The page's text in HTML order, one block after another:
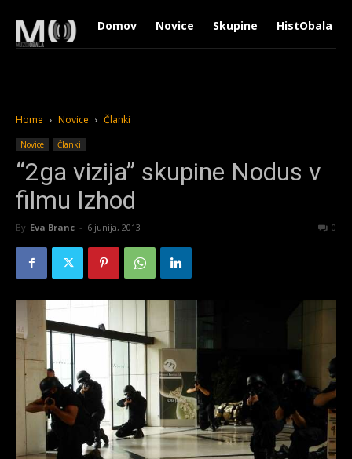
Domov Novice Skupine HistObala
Home Novice Članki
Novice Članki
“2ga vizija” skupine Nodus v
filmu Izhod
By Eva Branc - 6 junija, 2013 0